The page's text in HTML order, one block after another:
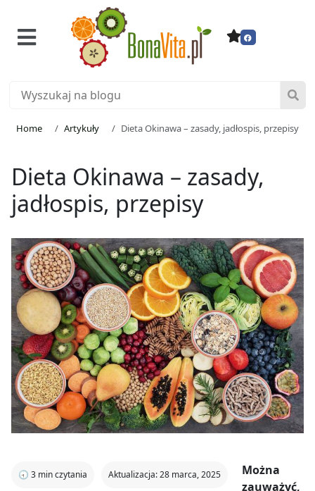
Home Artykuły Dieta Okinawa – zasady, jadłospis, przepisy
Dieta Okinawa – zasady,
jadłospis, przepisy
🕣 3 min czytania Aktualizacja: 28 marca, 2025
Można
zauważyć,